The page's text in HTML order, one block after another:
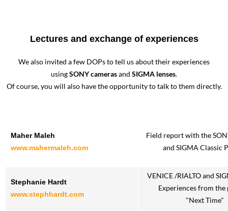
Lectures and exchange of experiences
We also invited a few DOPs to tell us about their experiences
usingSONY camerasand SIGMA lenses.
Of course, you will also have the opportunity to talk to them directly.
Maher Maleh
www.mahermaleh.com
Field report with the
and SIGMA Classic
Stephanie Hardt
www.stephhardt.com
VENICE /RIALTO and
Experiences from
"Next Time"